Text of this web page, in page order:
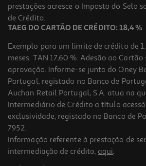
prestações acresce o Imposto do Selo
de Crédito.
TAEG DO CARTÃO DE CRÉDITO: 18,4 %
Exemplo para um limite de crédito de
meses. TAN 17,60 %. Adesão ao
aprovação. Informe-se junto do Oney
Portugal, registado no Banco de
Auchan Retail Portugal, S.A. atua na
Intermediário de Crédito a título
exclusividade, registado no Banco de
7952.
Informação referente à prestação de
intermediação de crédito, aqui.